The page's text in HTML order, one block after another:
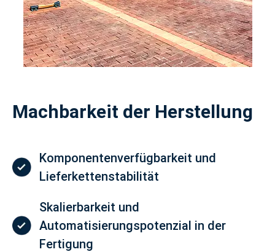
Machbarkeit der Herstellung
Komponentenverfügbarkeit und
Lieferkettenstabilität
Skalierbarkeit und
Automatisierungspotenzial in der
Fertigung